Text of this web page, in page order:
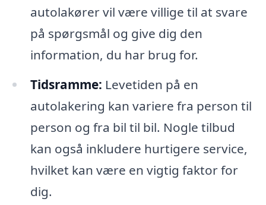
autolakører vil være villige til at svare
på spørgsmål og give dig den
information, du har brug for.
Tidsramme: Levetiden på en
autolakering kan variere fra person til
person og fra bil til bil. Nogle tilbud
kan også inkludere hurtigere service,
hvilket kan være en vigtig faktor for
dig.